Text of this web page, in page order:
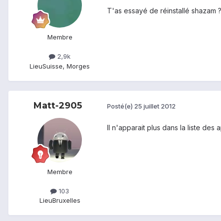
Membre
2,9k
LieuSuisse, Morges
T'as essayé de réinstallé shazam ?
Matt-2905
Membre
103
LieuBruxelles
Posté(e) 25 juillet 2012
Il n'apparait plus dans la liste des